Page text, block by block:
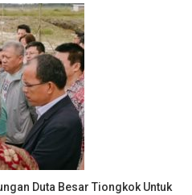
Duta Besar Tiongkok Untuk